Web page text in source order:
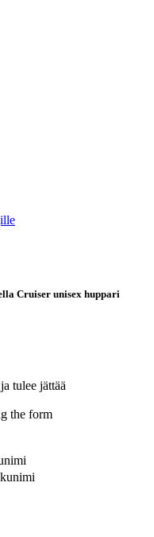
Cruiser unisex huppari
tulee jättää
the form